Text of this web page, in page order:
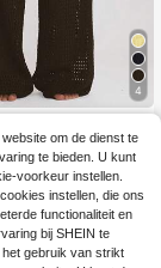
4
Resort Gehaa
up broek met wi
zwemkleding, vaka
strandkleding, e
core
om de dienst te
te bieden. U kunt
voorkeur instellen.
instellen, die ons
functionaliteit en
bij SHEIN te
gebruik van strikt